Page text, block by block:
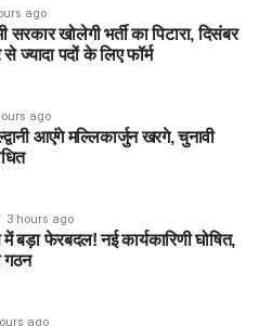
ago
सरकार खोलेगी भर्ती का पिटारा, दिसंबर
ज्यादा पदों के लिए फॉर्म
ago
आएंगे मल्लिकार्जुन खरगे, चुनावी
3 hours ago
बड़ा फेरबदल! नई कार्यकारिणी घोषित,
गठन
ago